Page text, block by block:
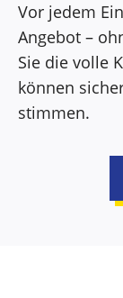
Vor jedem
Angebot –
Sie die volle
können
stimmen.